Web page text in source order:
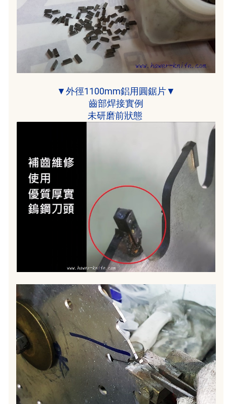
▼外徑1100mm鋁用圓鋸片▼
齒部焊接實例
未研磨前狀態